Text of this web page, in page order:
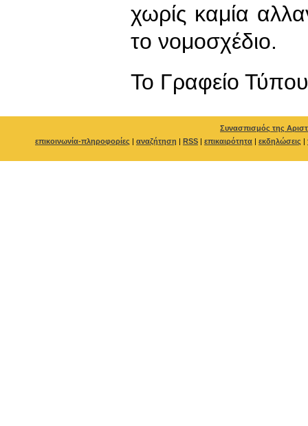
χωρίς καμία
το νομοσχέδιο.
To Γραφείο Τύπου
Συνασπισμός της
επικοινωνία-πληροφορίες | αναζήτηση | RSS | επικαιρότητα | εκδηλώσεις |